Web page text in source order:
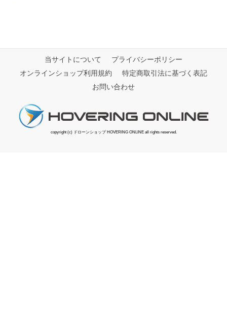
当サイトについて
プライバシーポリシー
オンラインショップ利用規約
特定商取引法に基づく表記
お問い合わせ
copyright (c) ドローンショップ HOVERING ONLINE all rights reserved.